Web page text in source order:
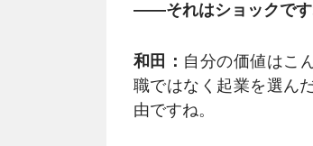
――それはショックです
和田： 自分の価値はこ
職ではなく起業を選ん
由ですね。